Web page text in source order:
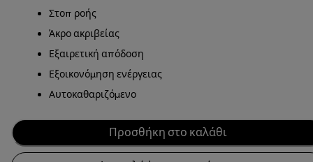
Στοπ ροής
Άκρο ακριβείας
Εξαιρετική απόδοση
Εξοικονόμηση ενέργειας
Αυτοκαθαριζόμενο
Προσθήκη στο καλάθι